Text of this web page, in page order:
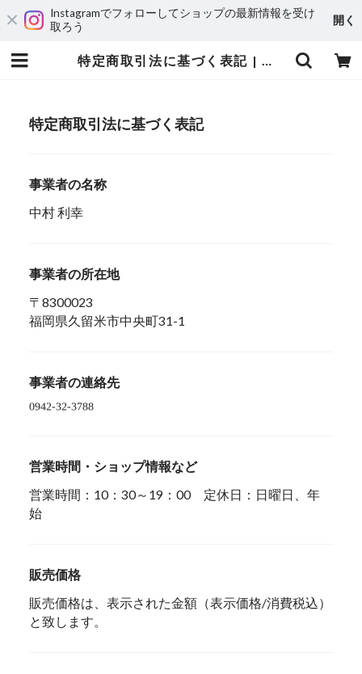
Instagramでフォローしてショップの最新情報を受け
取ろう
開く
特定商取引法に基づく表記 | 魚久精肉総本店
特定商取引法に基づく表記
事業者の名称
中村 利幸
事業者の所在地
〒8300023
福岡県久留米市中央町31-1
事業者の連絡先
営業時間・ショップ情報など
営業時間：10：30～19：00 定休日：日曜日、年
始
販売価格
販売価格は、表示された金額（表示価格/消費税込）
と致します。